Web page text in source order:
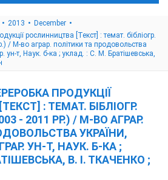
2013
December
рослинництва [Текст] : темат. бібліогр.
/ М-во аграр. політики та продовольства
ун-т, Наук. б-ка ; уклад. : С. М. Братішевська,
ПРОДУКЦІЇ
: ТЕМАТ. БІБЛІОГР.
- 2011 РР.) / М-ВО АГРАР.
УКРАЇНИ,
УН-Т, НАУК. Б-КА ;
В. І. ТКАЧЕНКО ;